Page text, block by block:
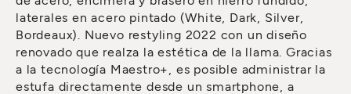
laterales en acero pintado (White, Dark, Silver,
Bordeaux). Nuevo restyling 2022 con un diseño
renovado que realza la estética de la llama. Gracias
a la tecnología Maestro+, es posible administrar la
estufa directamente desde un smartphone, a